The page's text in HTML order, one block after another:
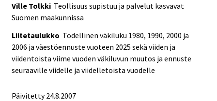
Ville Tolkki Teollisuus supistuu ja palvelut kasvavat
Suomen maakunnissa
Liitetaulukko Todellinen väkiluku 1980, 1990, 2000 ja
2006 ja väestöennuste vuoteen 2025 sekä viiden ja
viidentoista viime vuoden väkiluvun muutos ja ennuste
seuraaville viidelle ja viidelletoista vuodelle
Päivitetty24.8.2007